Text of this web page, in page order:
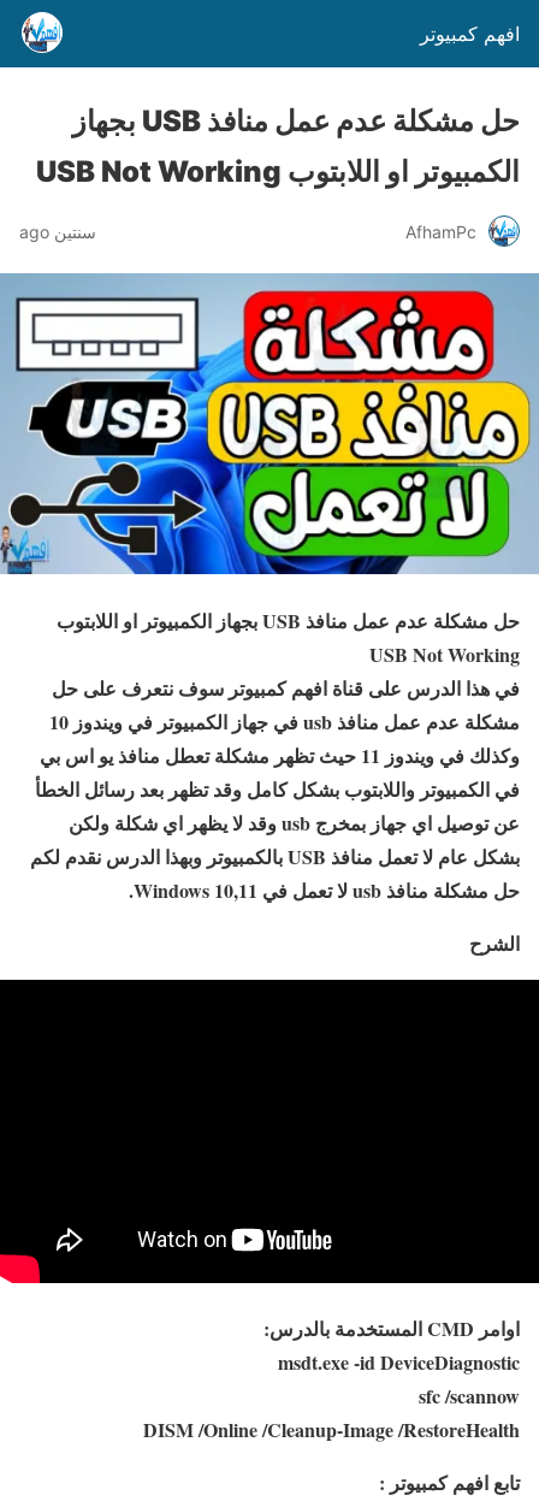
افهم كمبيوتر
حل مشكلة عدم عمل منافذ USB بجهاز
الكمبيوتر او اللابتوب USB Not Working
AfhamPc سنتين ago
حل مشكلة عدم عمل منافذ USB بجهاز الكمبيوتر او اللابتوب
USB Not Working
في هذا الدرس على قناة افهم كمبيوتر سوف نتعرف على حل
مشكلة عدم عمل منافذ usb في جهاز الكمبيوتر في ويندوز 10
وكذلك في ويندوز 11 حيث تظهر مشكلة تعطل منافذ يو اس بي
في الكمبيوتر واللابتوب بشكل كامل وقد تظهر بعد رسائل الخطأ
عن توصيل اي جهاز بمخرج usb وقد لا يظهر اي شكلة ولكن
بشكل عام لا تعمل منافذ USB بالكمبيوتر وبهذا الدرس نقدم لكم
حل مشكلة منافذ usb لا تعمل في Windows 10,11.
الشرح
اوامر CMD المستخدمة بالدرس:
msdt.exe -id DeviceDiagnostic
sfc /scannow
DISM /Online /Cleanup-Image /RestoreHealth
تابع افهم كمبيوتر :